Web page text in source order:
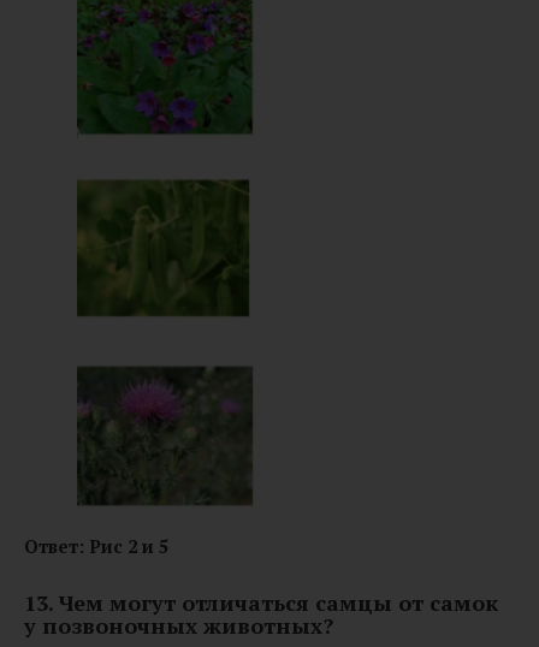
Ответ: Рис 2 и 5
13. Чем могут отличаться самцы от самок
у позвоночных животных?